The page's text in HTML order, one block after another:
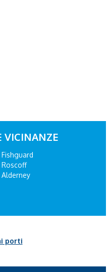
VICINANZE
Fishguard
Roscoff
Alderney
porti